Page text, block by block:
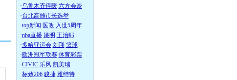
·乌鲁木齐停暖 六方会谈
·台北高雄市长选举
·top新闻 医改 入世5周年
·nba直播 姚明 王治郅
·多哈亚运会 刘翔 篮球
·欧洲冠军联赛 体育彩票
·CIVIC 乐风 凯美瑞
·标致206 骏捷 雅绅特